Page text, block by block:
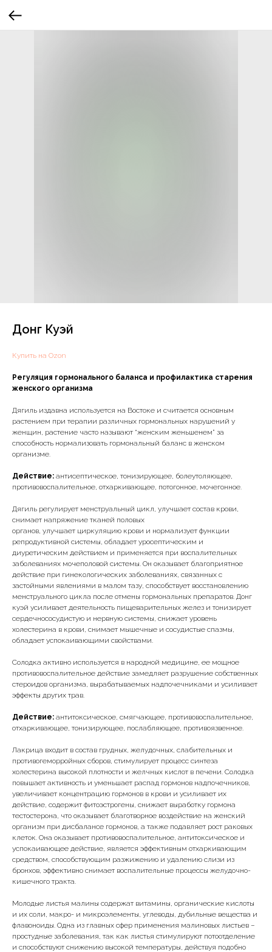
Донг Куэй
Купить на Ozon
Регуляция гормонального баланса и профилактика старения
женского организма
Дягиль издавна используется на Востоке и считается основным
растением при терапии различных гормональных нарушений у
женщин, растение часто называют “женским женьшенем” за
способность нормализовать гормональный баланс в женском
организме.
Действие: антисептическое, тонизирующее, болеутоляющее,
противовоспалительное, отхаркивающее, потогонное, мочегонное.
Дягиль регулирует менструальный цикл, улучшает состав крови,
снимает напряжение тканей половых
органов, улучшает циркуляцию крови и нормализует функции
репродуктивной системы, обладает уросептическим и
диуретическим действием и применяется при воспалительных
заболеваниях мочеполовой системы. Он оказывает благоприятное
действие при гинекологических заболеваниях, связанных с
застойными явлениями в малом тазу, способствует восстановлению
менструального цикла после отмены гормональных препаратов. Донг
куэй усиливает деятельность пищеварительных желез и тонизирует
сердечнососудистую и нервную системы, снижает уровень
холестерина в крови, снимает мышечные и сосудистые спазмы,
обладает успокаивающими свойствами.
Солодка активно используется в народной медицине, ее мощное
противовоспалительное действие замедляет разрушение собственных
стероидов организма, вырабатываемых надпочечниками и усиливает
эффекты других трав.
Действие: антитоксическое, смягчающее, противовоспалительное,
отхаркивающее, тонизирующее, послабляющее, противоязвенное.
Лакрица входит в состав грудных, желудочных, слабительных и
противогеморройных сборов, стимулирует процесс синтеза
холестерина высокой плотности и желчных кислот в печени. Солодка
повышает активность и уменьшает распад гормонов надпочечников,
увеличивает концентрацию гормонов в крови и усиливает их
действие, содержит фитоэстрогены, снижает выработку гормона
тестостерона, что оказывает благотворное воздействие на женский
организм при дисбалансе гормонов, а также подавляет рост раковых
клеток. Она оказывает противовоспалительное, антитоксическое и
успокаивающее действие, является эффективным отхаркивающим
средством, способствующим разжижению и удалению слизи из
бронхов, эффективно снимает воспалительные процессы желудочно-
кишечного тракта.
Молодые листья малины содержат витамины, органические кислоты
и их соли, макро- и микроэлементы, углеводы, дубильные вещества и
флавоноиды. Одна из главных сфер применения малиновых листьев –
простудные заболевания, так как листья стимулируют потоотделение
и способствуют снижению высокой температуры, действуя подобно